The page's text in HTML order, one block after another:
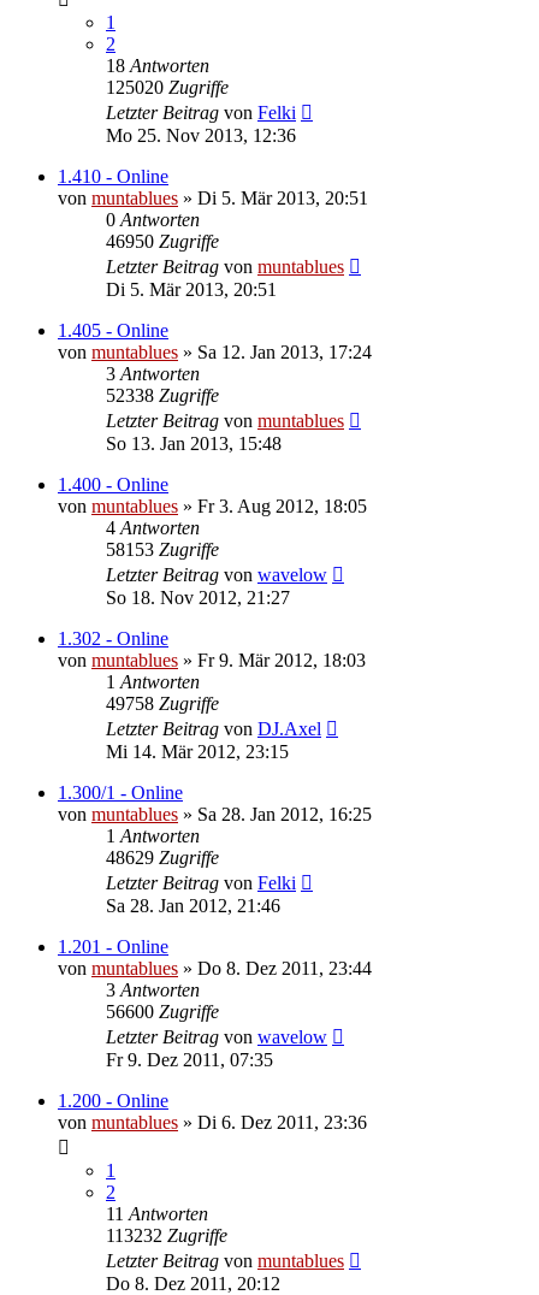
1
2
18 Antworten
125020 Zugriffe
Letzter Beitrag von Felki
Mo 25. Nov 2013, 12:36
1.410 - Online
von muntablues » Di 5. Mär 2013, 20:51
0 Antworten
46950 Zugriffe
Letzter Beitrag von muntablues
Di 5. Mär 2013, 20:51
1.405 - Online
von muntablues » Sa 12. Jan 2013, 17:24
3 Antworten
52338 Zugriffe
Letzter Beitrag von muntablues
So 13. Jan 2013, 15:48
1.400 - Online
von muntablues » Fr 3. Aug 2012, 18:05
4 Antworten
58153 Zugriffe
Letzter Beitrag von wavelow
So 18. Nov 2012, 21:27
1.302 - Online
von muntablues » Fr 9. Mär 2012, 18:03
1 Antworten
49758 Zugriffe
Letzter Beitrag von DJ.Axel
Mi 14. Mär 2012, 23:15
1.300/1 - Online
von muntablues » Sa 28. Jan 2012, 16:25
1 Antworten
48629 Zugriffe
Letzter Beitrag von Felki
Sa 28. Jan 2012, 21:46
1.201 - Online
von muntablues » Do 8. Dez 2011, 23:44
3 Antworten
56600 Zugriffe
Letzter Beitrag von wavelow
Fr 9. Dez 2011, 07:35
1.200 - Online
von muntablues » Di 6. Dez 2011, 23:36
1
2
11 Antworten
113232 Zugriffe
Letzter Beitrag von muntablues
Do 8. Dez 2011, 20:12